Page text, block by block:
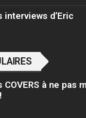
interviews d’Eric
COVERS à ne pas